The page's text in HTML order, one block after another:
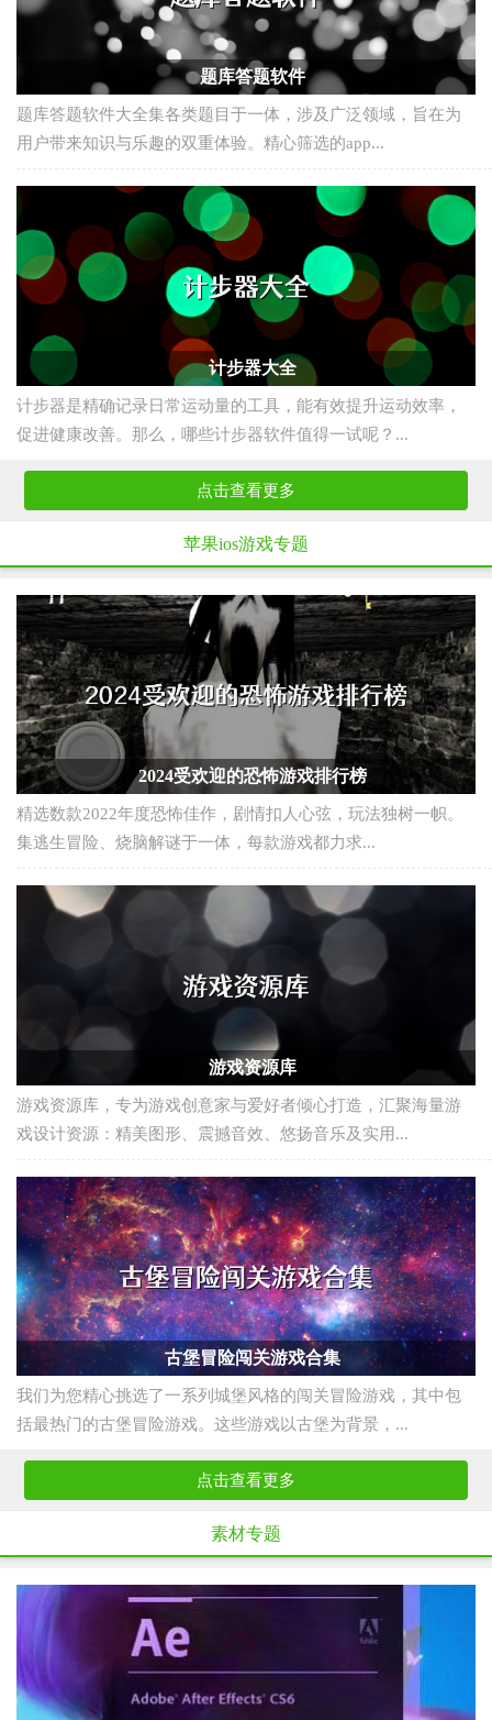
题库答题软件
题库答题软件大全集各类题目于一体，涉及广泛领域，旨在为
用户带来知识与乐趣的双重体验。精心筛选的app...
计步器大全
计步器是精确记录日常运动量的工具，能有效提升运动效率，
促进健康改善。那么，哪些计步器软件值得一试呢？...
点击查看更多
苹果ios游戏专题
2024受欢迎的恐怖游戏排行榜
精选数款2022年度恐怖佳作，剧情扣人心弦，玩法独树一帜。
集逃生冒险、烧脑解谜于一体，每款游戏都力求...
游戏资源库
游戏资源库，专为游戏创意家与爱好者倾心打造，汇聚海量游
戏设计资源：精美图形、震撼音效、悠扬音乐及实用...
古堡冒险闯关游戏合集
我们为您精心挑选了一系列城堡风格的闯关冒险游戏，其中包
括最热门的古堡冒险游戏。这些游戏以古堡为背景，...
点击查看更多
素材专题